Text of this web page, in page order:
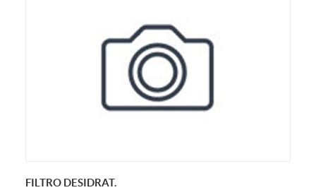
FILTRO DESIDRAT.